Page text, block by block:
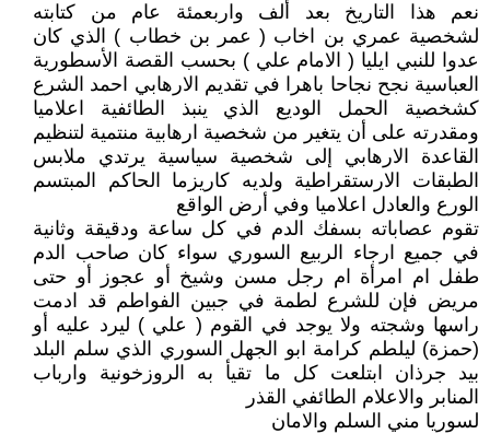
نعم هذا التاريخ بعد ألف واربعمئة عام من كتابته
لشخصية عمري بن اخاب ( عمر بن خطاب ) الذي كان
عدوا للنبي ايليا ( الامام علي ) بحسب القصة الأسطورية
العباسية نجح نجاحا باهرا في تقديم الارهابي احمد الشرع
كشخصية الحمل الوديع الذي ينبذ الطائفية اعلاميا
ومقدرته على أن يتغير من شخصية ارهابية منتمية لتنظيم
القاعدة الارهابي إلى شخصية سياسية يرتدي ملابس
الطبقات الارستقراطية ولديه كاريزما الحاكم المبتسم
الورع والعادل اعلاميا وفي أرض الواقع
تقوم عصاباته بسفك الدم في كل ساعة ودقيقة وثانية
في جميع ارجاء الربيع السوري سواء كان صاحب الدم
طفل ام امرأة ام رجل مسن وشيخ أو عجوز أو حتى
مريض فإن للشرع لطمة في جبين الفواطم قد ادمت
راسها وشجته ولا يوجد في القوم ( علي ) ليرد عليه أو
(حمزة) ليلطم كرامة ابو الجهل السوري الذي سلم البلد
بيد جرذان ابتلعت كل ما تقيأ به الروزخونية وارباب
المنابر والاعلام الطائفي القذر
لسوريا مني السلم والامان